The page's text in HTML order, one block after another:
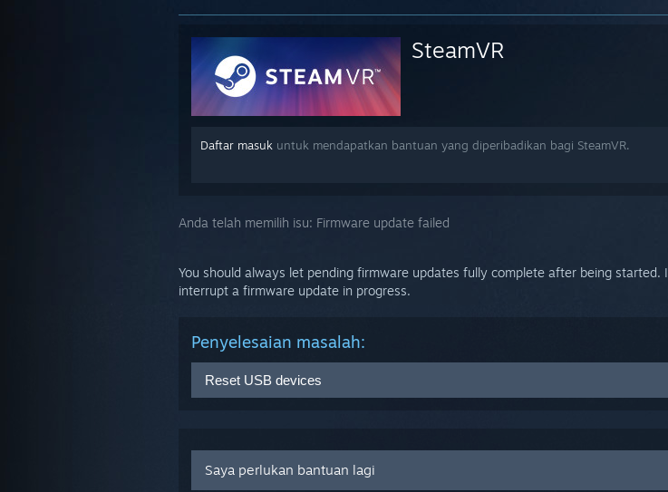
SteamVR
Daftar masuk untuk mendapatkan bantuan yang diperibadikan bagi SteamVR.
Anda telah memilih isu: Firmware update failed
You should always let pending firmware updates fully complete after being started.
interrupt a firmware update in progress.
Penyelesaian masalah:
Reset USB devices
checkbox is checked
Click onRemove all SteamVR USB Devices
. Make sure the Link Box's USB
Saya perlukan bantuan lagi